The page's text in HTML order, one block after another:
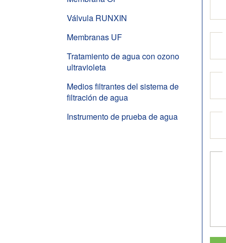
Válvula RUNXIN
Membranas UF
Tratamiento de agua con ozono
ultravioleta
Medios filtrantes del sistema de
filtración de agua
Instrumento de prueba de agua